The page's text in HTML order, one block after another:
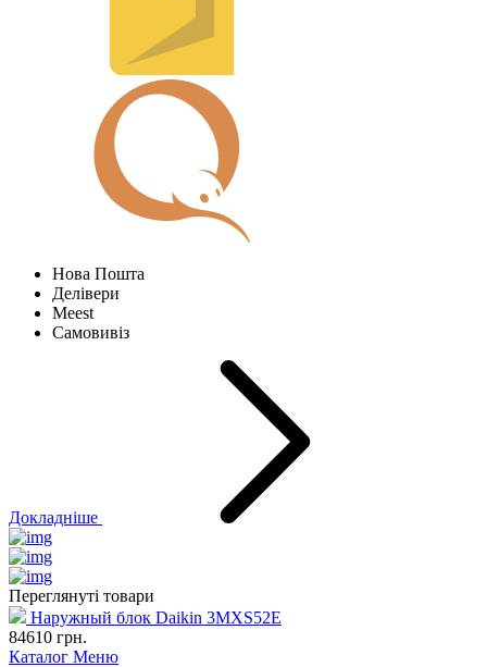
Нова Пошта
Делівери
Meest
Самовивіз
Докладніше
Переглянуті товари
Наружный блок Daikin 3MXS52E
84610 грн.
Каталог Меню